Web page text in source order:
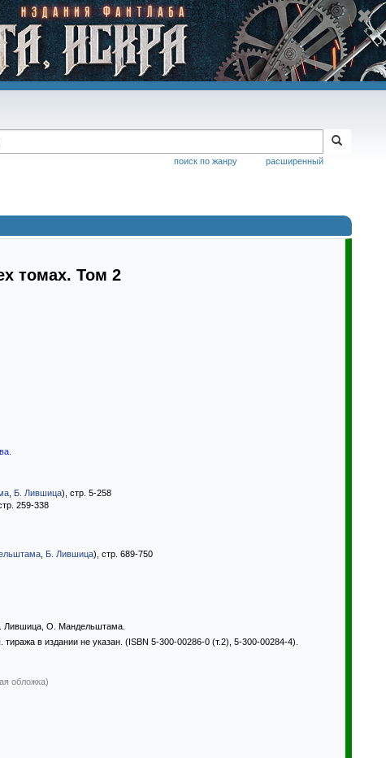
расширенный
поиск по жанру
томах. Том 2
.
Б. Лившица), стр. 5-258
259-338
Б. Лившица), стр. 689-750
Лившица, О. Мандельштама.
в издании не указан. (ISBN 5-300-00286-0 (т.2), 5-300-00284-4).
обложка)